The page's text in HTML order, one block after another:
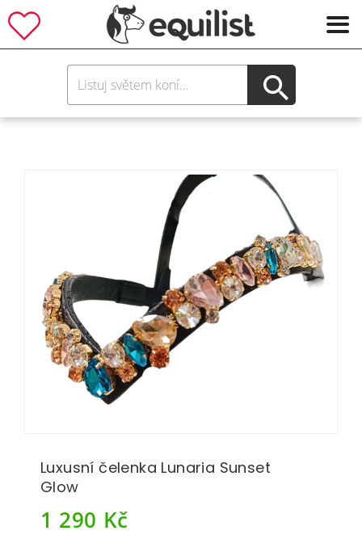
Luxusní čelenka Lunaria Sunset
Glow
1 290 Kč